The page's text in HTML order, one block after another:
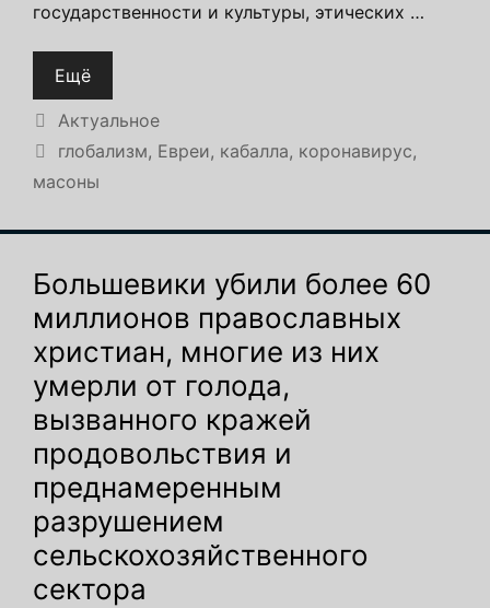
государственности и культуры, этических …
Ещё
Рубрики
Актуальное
Метки
глобализм, Евреи, кабалла, коронавирус,
масоны
Большевики убили более 60
миллионов православных
христиан, многие из них
умерли от голода,
вызванного кражей
продовольствия и
преднамеренным
разрушением
сельскохозяйственного
сектора